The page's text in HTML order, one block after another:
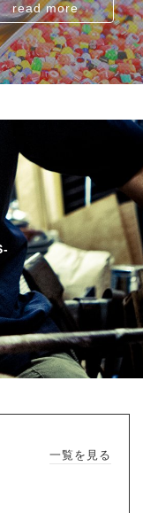
read more
一覧を見る